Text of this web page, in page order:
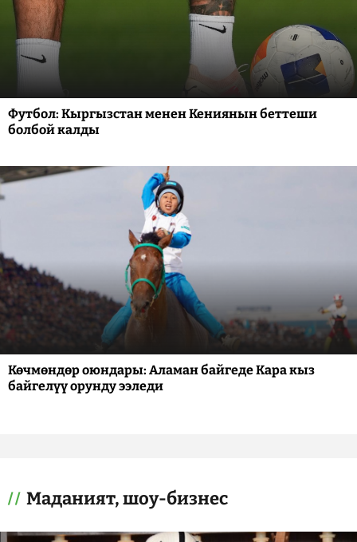
Футбол: Кыргызстан менен Кениянын беттеши
болбой калды
Көчмөндөр оюндары: Аламан байгеде Кара кыз
байгелүү орунду ээледи
Маданият, шоу-бизнес